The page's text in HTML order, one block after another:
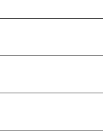
ング モデル